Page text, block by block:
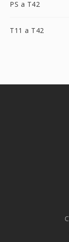
PS a T42
T11 a T42